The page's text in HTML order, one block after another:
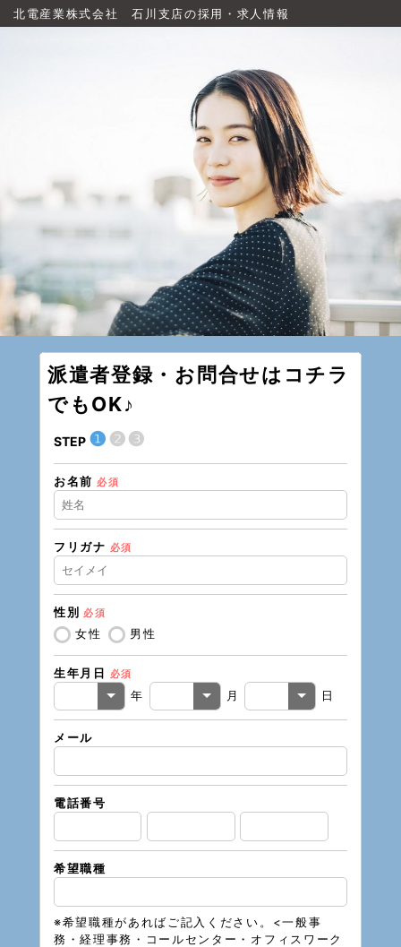
北電産業株式会社 石川支店の採用・求人情報
派遣者登録・お問合せはコチラ
でもOK♪
STEP ❶❷❸
お名前 必須
フリガナ 必須
性別 必須
女性 男性
生年月日 必須
年 月 日
メール
電話番号
希望職種
※希望職種があればご記入ください。<一般事
務・経理事務・コールセンター・オフィスワーク